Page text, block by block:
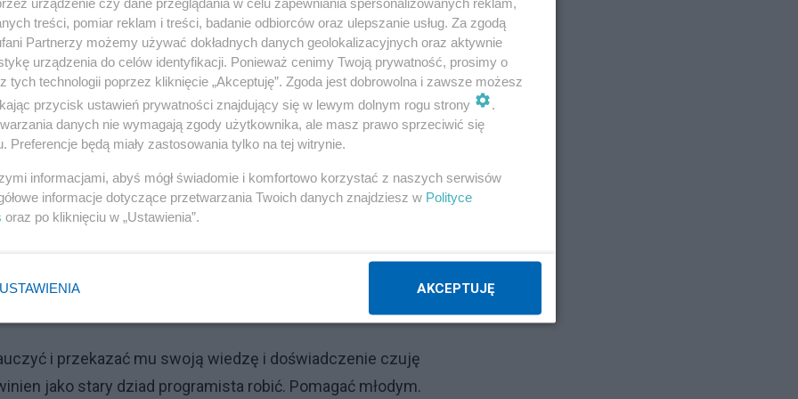
starającego się o posadę, którą w ich mniemaniu
i pod żadnym pozorem nie wrócę. Poznałem ten
Reklama
są rugowani, nie ma ich. Młodzi nie mają szans na
ich już w firmach nie ma i nie są zatrudniani.
tego że na mojej drodze nie miałem żadnego
i przekazać mu swoją wiedzę i doświadczenie czuję
jako stary dziad programista robić. Pomagać młodym.
treści, pomiar reklam i treści, badanie odbiorców oraz ulepszanie usług. Za zgodą
Partnerzy możemy używać dokładnych danych geolokalizacyjnych oraz aktywnie
urządzenia do celów identyfikacji. Ponieważ cenimy Twoją prywatność, prosimy o
tych technologii poprzez kliknięcie „Akceptuję”. Zgoda jest dobrowolna i zawsze możesz
przycisk ustawień prywatności znajdujący się w lewym dolnym rogu strony
.
danych nie wymagają zgody użytkownika, ale masz prawo sprzeciwić się
Preferencje będą miały zastosowania tylko na tej witrynie.
informacjami, abyś mógł świadomie i komfortowo korzystać z naszych serwisów
informacje dotyczące przetwarzania Twoich danych znajdziesz w Polityce
oraz po kliknięciu w „Ustawienia”.
USTAWIENIA AKCEPTUJĘ